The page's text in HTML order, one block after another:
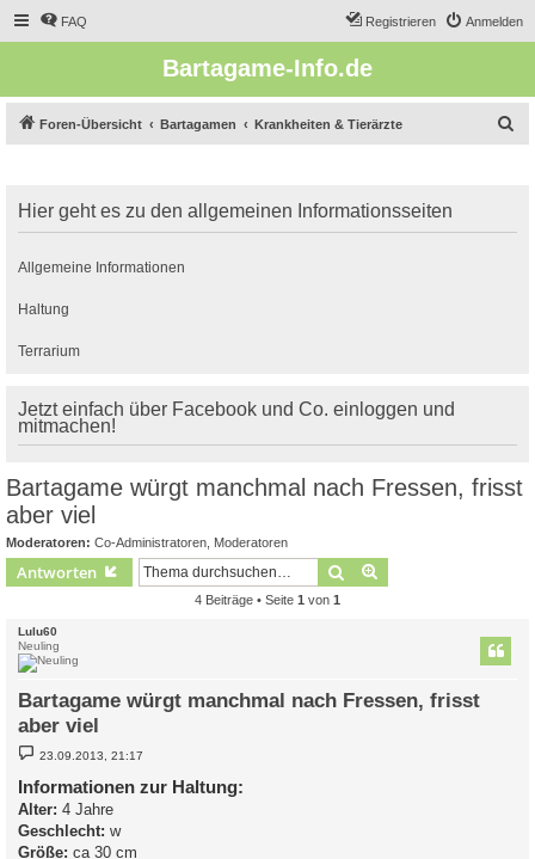
FAQ Anmelden
Registrieren
Bartagame-Info.de
Foren-Übersicht Bartagamen Krankheiten & Tierärzte
e
Hier geht es zu den allgemeinen Informationsseiten
Allgemeine Informationen
Haltung
Terrarium
Jetzt einfach über Facebook und Co. einloggen und
mitmachen!
Bartagame würgt manchmal nach Fressen, frisst
aber viel
Moderatoren: Co-Administratoren Moderatoren
Antworten Suche
4 Beiträge • Seite 1 von 1
Lulu60
Neuling
Bartagame würgt manchmal nach Fressen, frisst
aber viel
B
e
i
t
r
g
23.09.2013, 21:17
Informationen zur Haltung:
Alter: 4 Jahre
Geschlecht: w
Größe: ca 30 cm